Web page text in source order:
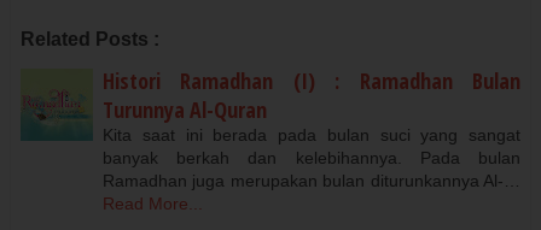
Related Posts :
Histori Ramadhan (I) : Ramadhan Bulan
Turunnya Al-Quran
Kita saat ini berada pada bulan suci yang sangat
banyak berkah dan kelebihannya. Pada bulan
Ramadhan juga merupakan bulan diturunkannya Al-…
Read More...